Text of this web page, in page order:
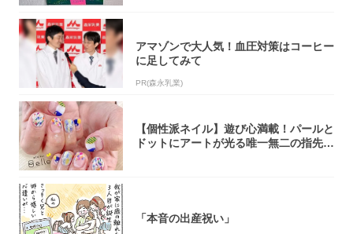
アマゾンで大人気！血圧対策はコーヒー
に足してみて
PR(森永乳業)
【個性派ネイル】遊び心満載！パールと
ドットにアートが光る唯一無二の指先が
「本音の出産祝い」